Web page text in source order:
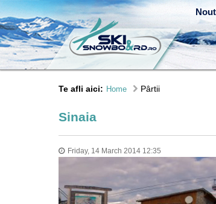
Te afli aici: Home Pârtii
Sinaia
Friday, 14 March 2014 12:35